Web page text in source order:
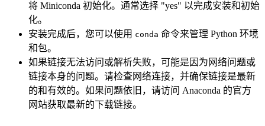
将 Miniconda 初始化。通常选择 "yes" 以完成安装和初始
化。
安装完成后，您可以使用 conda 命令来管理 Python 环境
和包。
如果链接无法访问或解析失败，可能是因为网络问题或
链接本身的问题。请检查网络连接，并确保链接是最新
的和有效的。如果问题依旧，请访问 Anaconda 的官方
网站获取最新的下载链接。